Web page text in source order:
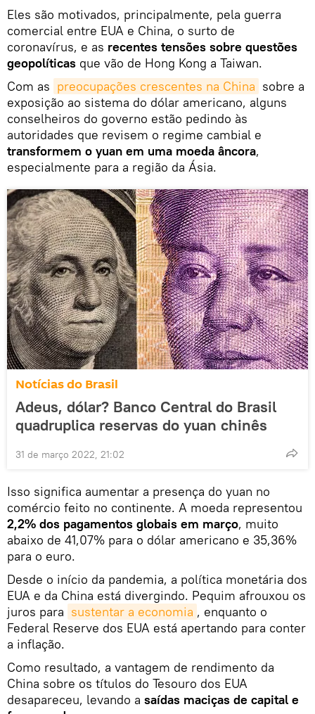
Eles são motivados, principalmente, pela guerra
comercial entre EUA e China, o surto de
coronavírus, e as recentes tensões sobre questões
geopolíticas que vão de Hong Kong a Taiwan.
Com as preocupações crescentes na China sobre a
exposição ao sistema do dólar americano, alguns
conselheiros do governo estão pedindo às
autoridades que revisem o regime cambial e
transformem o yuan em uma moeda âncora,
especialmente para a região da Ásia.
Notícias do Brasil
Adeus, dólar? Banco Central do Brasil
quadruplica reservas do yuan chinês
31 de março 2022, 21:02
Isso significa aumentar a presença do yuan no
comércio feito no continente. A moeda representou
2,2% dos pagamentos globais em março, muito
abaixo de 41,07% para o dólar americano e 35,36%
para o euro.
Desde o início da pandemia, a política monetária dos
EUA e da China está divergindo. Pequim afrouxou os
juros para sustentar a economia , enquanto o
Federal Reserve dos EUA está apertando para conter
a inflação.
Como resultado, a vantagem de rendimento da
China sobre os títulos do Tesouro dos EUA
desapareceu, levando a saídas maciças de capital e